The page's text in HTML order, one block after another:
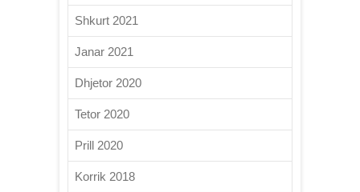
Shkurt 2021
Janar 2021
Dhjetor 2020
Tetor 2020
Prill 2020
Korrik 2018